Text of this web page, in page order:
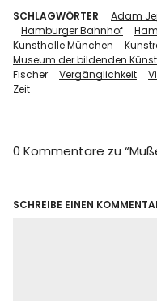
SCHLAGWÖRTER Adam
Hamburger Bahnhof
Kunsthalle München
Museum der bildenden
Fischer
Vergänglichkeit
Zeit
0 Kommentare zu “
SCHREIBE EINEN